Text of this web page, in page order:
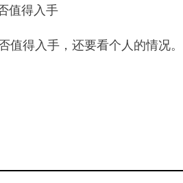
值得入手，还要看个人的情况。